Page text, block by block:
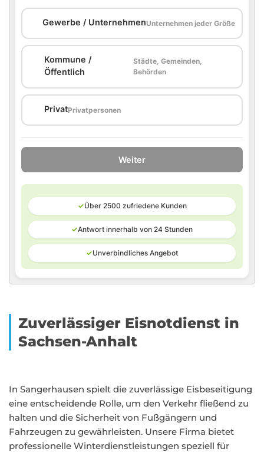
Gewerbe / UnternehmenUnternehmen jeder Größe
Kommune /
Öffentlich
Städte, Gemeinden,
Behörden
PrivatPrivatpersonen
Weiter
✓Über 2500 zufriedene Kunden
✓Antwort innerhalb von 24 Stunden
✓Unverbindliches Angebot
Zuverlässiger Eisnotdienst in
Sachsen-Anhalt
In Sangerhausen spielt die zuverlässige Eisbeseitigung
eine entscheidende Rolle, um den Verkehr fließend zu
halten und die Sicherheit von Fußgängern und
Fahrzeugen zu gewährleisten. Unsere Firma bietet
professionelle Winterdienstleistungen speziell für